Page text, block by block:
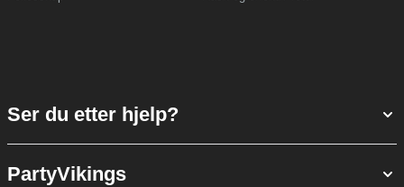
Ser du etter hjelp?
PartyVikings